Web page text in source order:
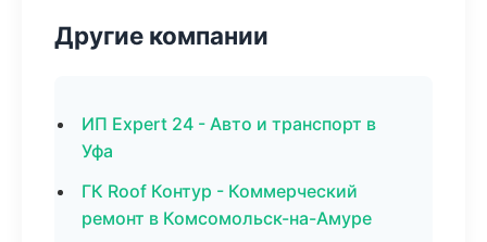
Другие компании
ИП Expert 24 - Авто и транспорт в
Уфа
ГК Roof Контур - Коммерческий
ремонт в Комсомольск-на-Амуре